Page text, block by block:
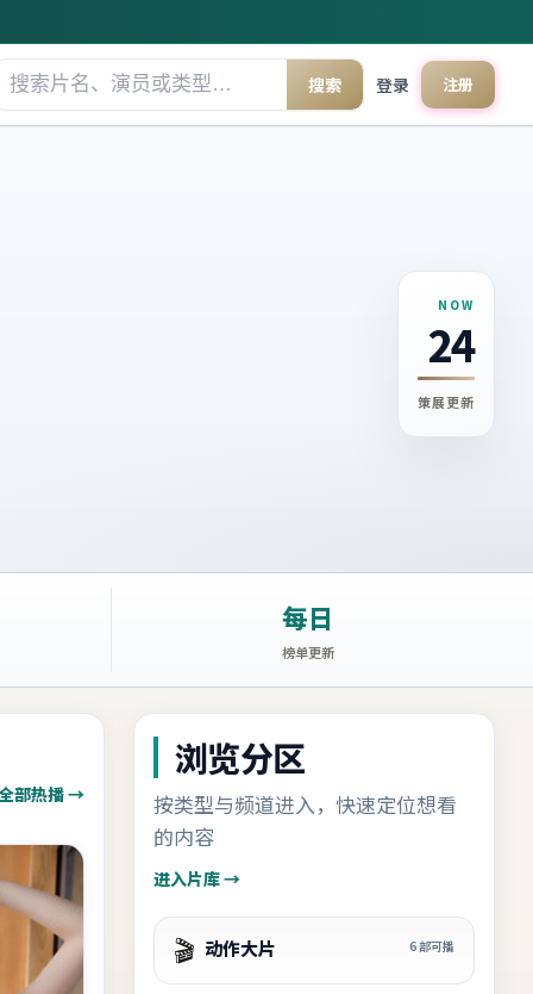
搜索 登录 注册
NOW
24
策展更新
每日
榜单更新
部热播 →
浏览分区
按类型与频道进入，快速定位想看
的内容
进入片库 →
🎬 动作大片 6部可播